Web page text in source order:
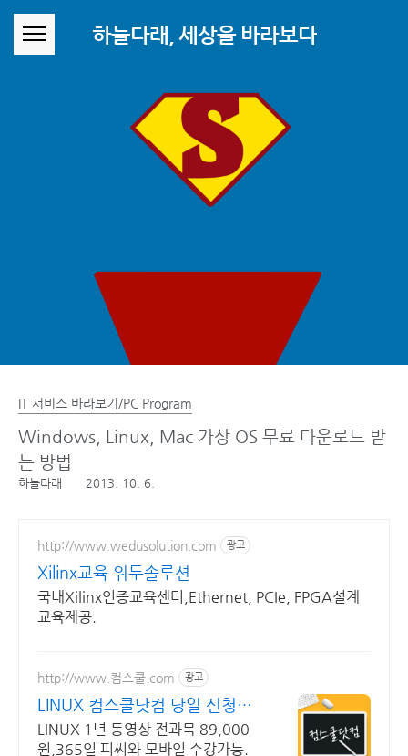
하늘다래, 세상을 바라보다
IT 서비스 바라보기/PC Program
Windows, Linux, Mac 가상 OS 무료 다운로드 받
는 방법
하늘다래 2013. 10. 6.
http://www.wedusolution.com 광고
Xilinx교육 위두솔루션
국내Xilinx인증교육센터,Ethernet, PCIe, FPGA설계
교육제공.
http://www.컴스쿨.com 광고
LINUX 컴스쿨닷컴 당일 신청&
결제시 기프티콘!
LINUX 1년 동영상 전과목 89,000
원,365일 피씨와 모바일 수강가능.